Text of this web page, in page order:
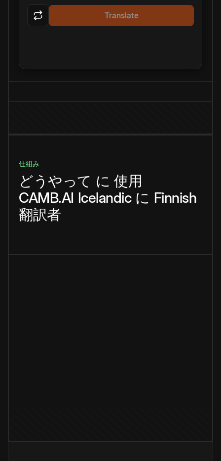
Translate
仕組み
どうやって に 使用
CAMB.AI Icelandic に Finnish
翻訳者